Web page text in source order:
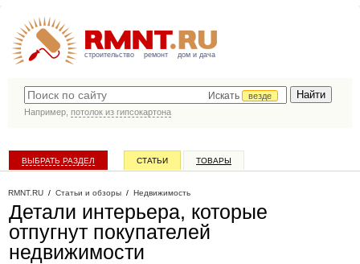
строительство ремонт дом и дача
Искать
везде
Например, потолок из гипсокартона
ВЫБРАТЬ РАЗДЕЛ СТАТЬИ ТОВАРЫ
RMNT.RU / Статьи и обзоры / Недвижимость
Детали интерьера, которые
отпугнут покупателей
недвижимости